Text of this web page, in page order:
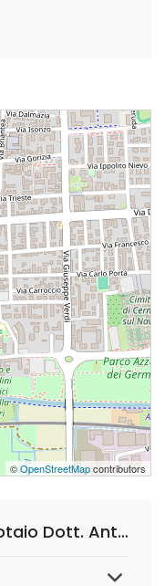
©OpenStreetMapcontributors
Domande Frequenti su Notaio Dott. Antonio Lampugnani